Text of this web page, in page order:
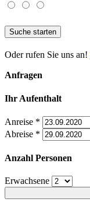
Suche starten
Oder rufen Sie uns an!
Anfragen
Ihr Aufenthalt
Anreise *
Abreise *
Anzahl Personen
Erwachsene